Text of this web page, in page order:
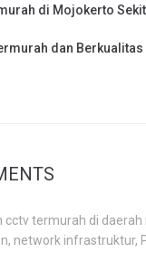
di Mojokerto
dan
cctv termurah di daerah
network infrastruktur,